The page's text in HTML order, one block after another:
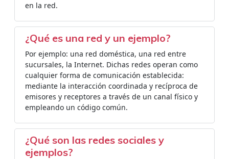
en la red.
¿Qué es una red y un ejemplo?
Por ejemplo: una red doméstica, una red entre
sucursales, la Internet. Dichas redes operan como
cualquier forma de comunicación establecida:
mediante la interacción coordinada y recíproca de
emisores y receptores a través de un canal físico y
empleando un código común.
¿Qué son las redes sociales y
ejemplos?